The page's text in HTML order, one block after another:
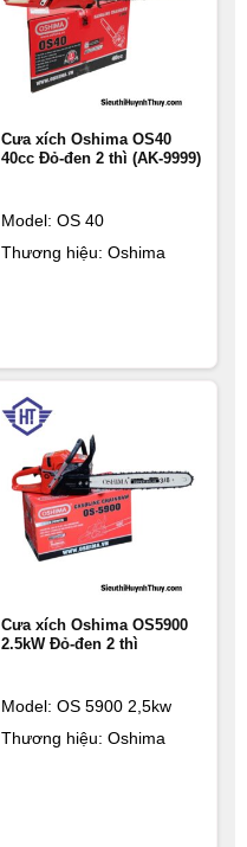
Cưa xích Oshima OS40
40cc Đỏ-đen 2 thì (AK-9999)
Model: OS 40
Thương hiệu: Oshima
Cưa xích Oshima OS5900
2.5kW Đỏ-đen 2 thì
Model: OS 5900 2,5kw
Thương hiệu: Oshima